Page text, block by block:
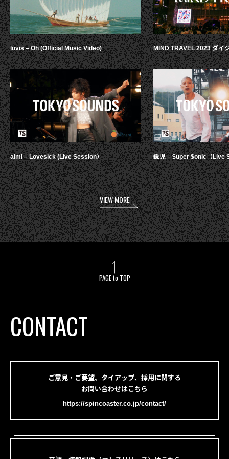
luvis – Oh (Official Music Video)
aimi – Lovesick (Live Session）
MIND TRAVEL 2023 ダイ
鋭児 – $uper $onic（Live
VIEW MORE
PAGE to TOP
CONTACT
ご意見・ご要望、タイアップ、採用に関する
お問い合わせはこちら
https://spincoaster.co.jp/contact/